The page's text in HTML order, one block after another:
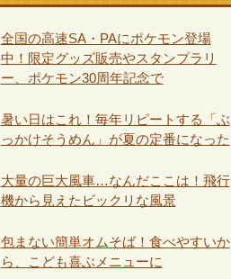
全国の高速SA・PAにポケモン登場
中！限定グッズ販売やスタンプラリ
ー、ポケモン30周年記念で
暑い日はこれ！毎年リピートする「ぶ
っかけそうめん」が夏の定番になった
大量の巨大風車…なんだここは！飛行
機から見えたビックリな風景
包まない簡単オムそば！食べやすいか
ら、こども喜ぶメニューに